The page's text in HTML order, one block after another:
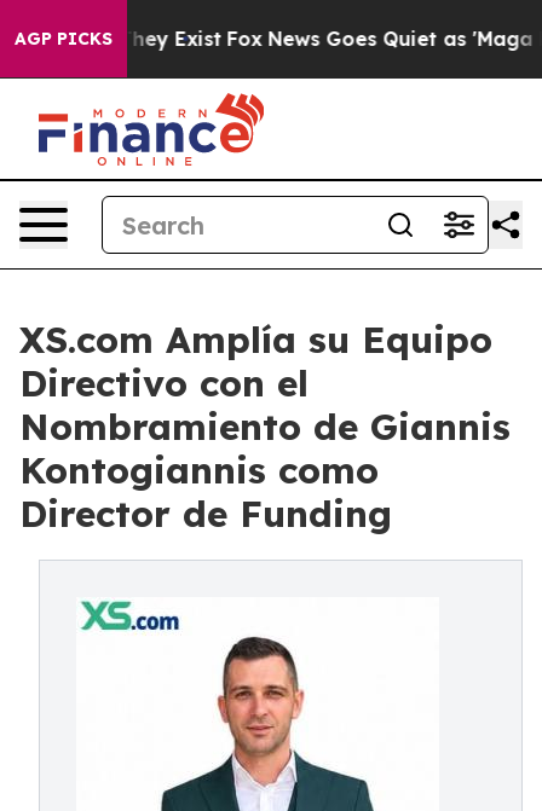
AGP PICKS
Proof They Exist Fox News Goes Quiet as 'Maga
XS.com Amplía su Equipo
Directivo con el
Nombramiento de Giannis
Kontogiannis como
Director de Funding